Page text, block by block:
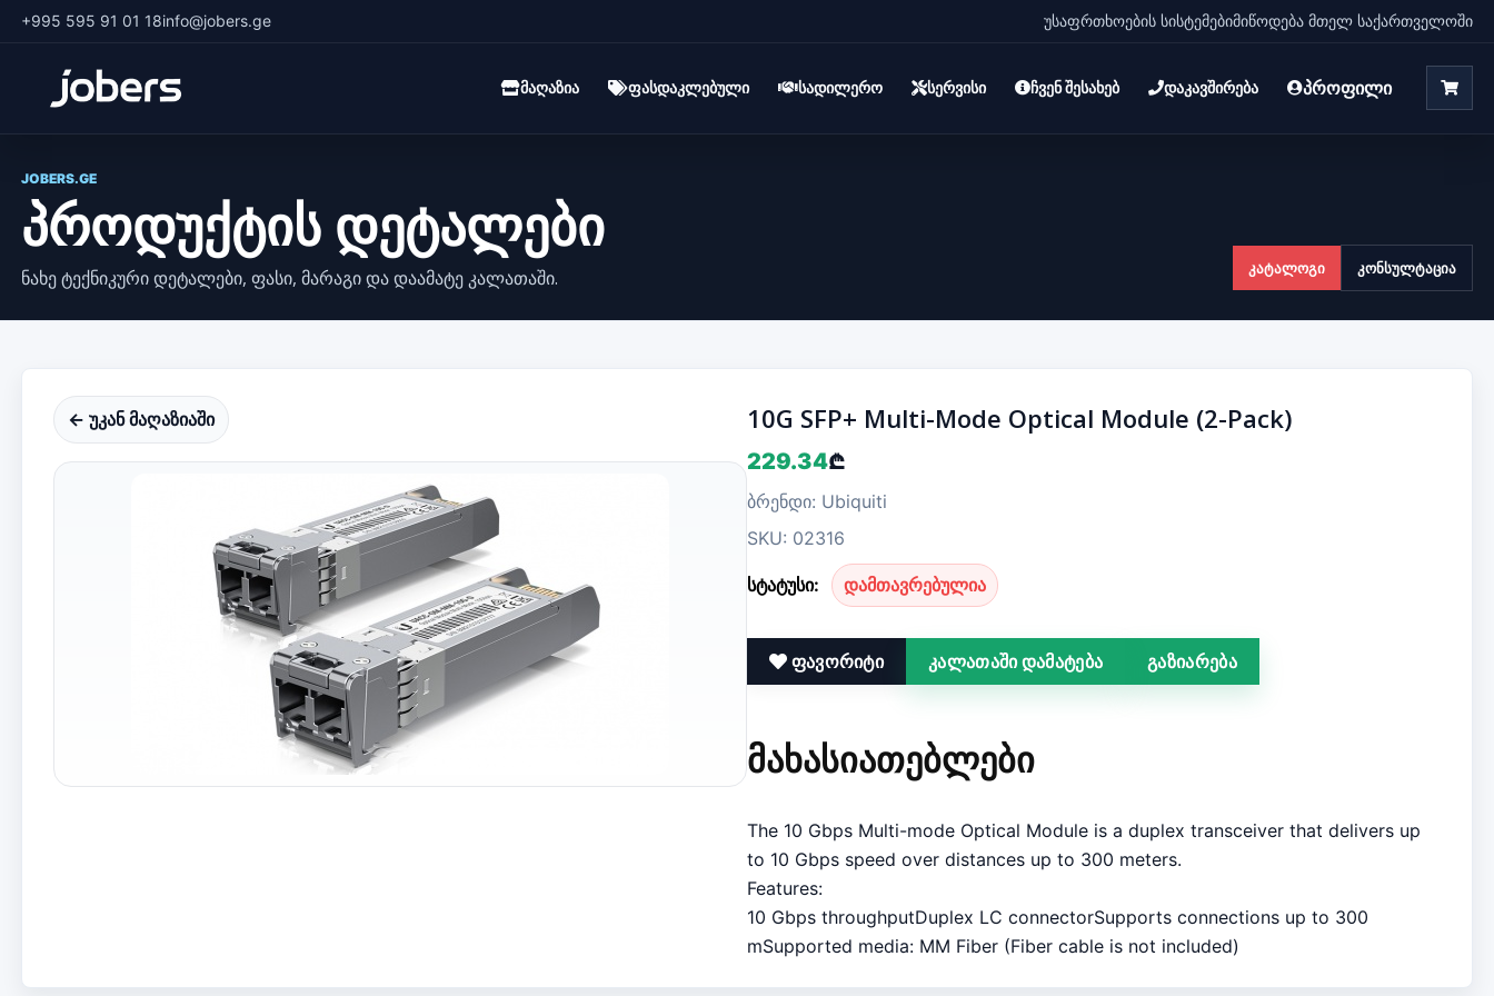
+995 595 91 01 18info@jobers.ge უსაფრთხოების სისტემებიმიწოდება მთელ საქართველოში
მაღაზია ფასდაკლებული სადილერო სერვისი ჩვენ შესახებ დაკავშირება პროფილი
JOBERS.GE
პროდუქტის დეტალები
ნახე ტექნიკური დეტალები, ფასი, მარაგი და დაამატე კალათაში. კატალოგი კონსულტაცია
← უკან მაღაზიაში 10G SFP+ Multi-Mode Optical Module (2-Pack)
229.34₾
ბრენდი: Ubiquiti
SKU: 02316
სტატუსი: დამთავრებულია
ფავორიტი კალათაში დამატება გაზიარება
ᲛᲐᲮᲐᲡᲘᲐᲗᲔᲑᲚᲔᲑᲘ
The 10 Gbps Multi-mode Optical Module is a duplex transceiver that delivers up
to 10 Gbps speed over distances up to 300 meters.
Features:
10 Gbps throughputDuplex LC connectorSupports connections up to 300
mSupported media: MM Fiber (Fiber cable is not included)